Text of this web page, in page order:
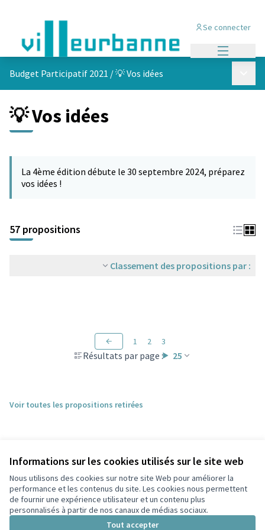
Informations sur les cookies utilisés sur le site web
Nous utilisons des cookies sur notre site Web pour améliorer la
performance et les contenus du site. Les cookies nous permettent
de fournir une expérience utilisateur et un contenu plus
personnalisés à partir de nos canaux de médias sociaux.
Tout accepter
Se connecter
Budget Participatif 2021 /💡 Vos idées
💡 Vos idées
Passer la carte
La 4ème édition débute le 30 septembre 2024, préparez
vos idées !
57 propositions
Classement des propositions par :
Résultats par page : 25
1 2 3
Voir toutes les propositions retirées
Conditions d'utilisation